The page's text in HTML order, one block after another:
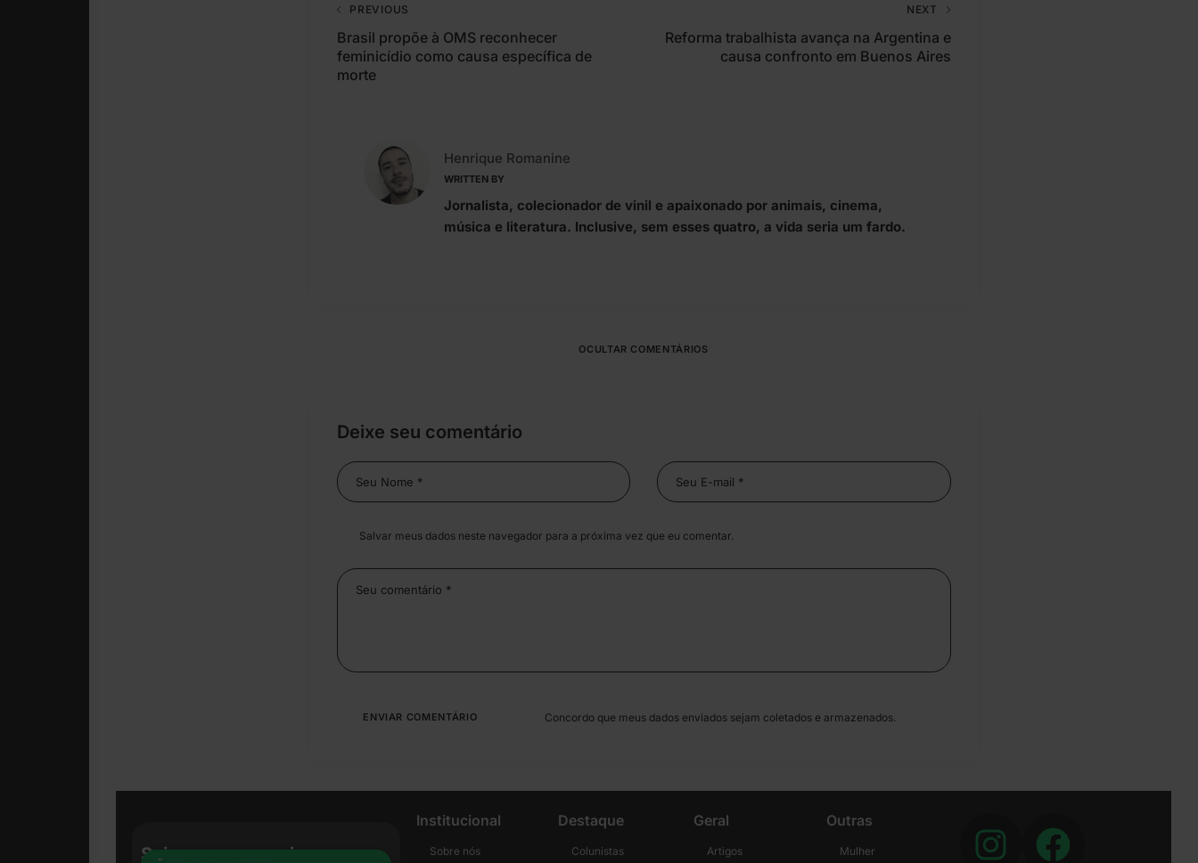
PREVIOUS
Brasil propõe à OMS reconhecer
feminicídio como causa específica de
morte
NEXT
Reforma trabalhista avança na Argentina e
causa confronto em Buenos Aires
WRITTEN BY
Henrique Romanine
Jornalista, colecionador de vinil e apaixonado por animais, cinema,
música e literatura. Inclusive, sem esses quatro, a vida seria um fardo.
OCULTAR COMENTÁRIOS
Deixe seu comentário
Salvar meus dados neste navegador para a próxima vez que eu comentar.
Concordo que meus dados enviados sejam coletados e armazenados.
Seja nosso parceiro:
Institucional
Sobre nós
Destaque
Colunistas
Geral
Artigos
Outras
Mulher